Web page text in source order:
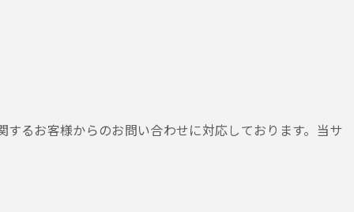
るお客様からのお問い合わせに対応しております。当サ